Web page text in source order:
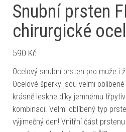
Snubní prsten
chirurgické
590 Kč
Ocelový snubní prsten pro muže i
Ocelové šperky jsou velmi
krásně leskne díky jemnému
kombinaci. Velmi oblíbený typ
výjimečný den! Vnitřní část